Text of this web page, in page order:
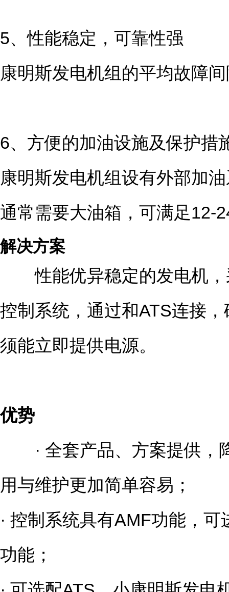
5、性能稳定，可靠性强
康明斯发电机组的平均故障
6、方便的加油设施及保护措
康明斯发电机组设有外部加
通常需要大油箱，可满足12-
解决方案
性能优异稳定的发电机，
控制系统，通过和ATS连接
须能立即提供电源。
优势
· 全套产品、方案提供，
用与维护更加简单容易；
· 控制系统具有AMF功能，
功能；